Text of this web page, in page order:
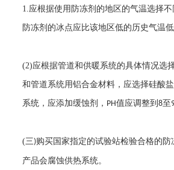
1.应根据使用防冻剂的地区的气温选择不
防冻剂的冰点应比该地区低的历史气温低
(2)应根据管道和供暖系统的具体情况选
和管道系统用铝合金材料，应选择硅酸
系统，应添加缓蚀剂， PH值应调整到8至
(三)购买国家指定的试验站检验合格的防
产品会腐蚀供热系统。